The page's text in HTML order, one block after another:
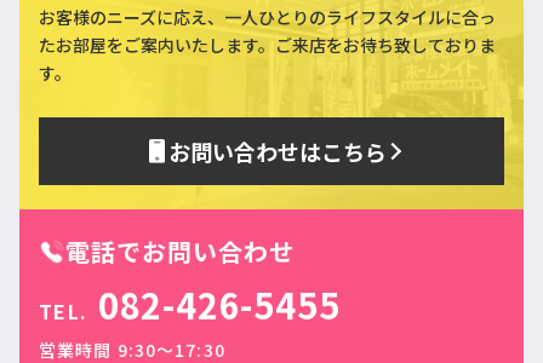
お客様のニーズに応え、一人ひとりのライフスタイルに合っ
たお部屋をご案内いたします。ご来店をお待ち致しておりま
す。
お問い合わせはこちら
電話でお問い合わせ
TEL. 082-426-5455
営業時間 9:30〜17:30